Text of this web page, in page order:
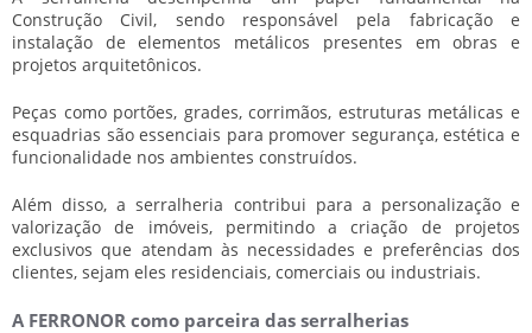
Construção Civil, sendo responsável pela fabricação e
instalação de elementos metálicos presentes em obras e
projetos arquitetônicos.
Peças como portões, grades, corrimãos, estruturas metálicas e
esquadrias são essenciais para promover segurança, estética e
funcionalidade nos ambientes construídos.
Além disso, aserralheria contribui para a personalização e
valorização de imóveis, permitindo a criação de projetos
exclusivos que atendam às necessidades e preferências dos
clientes, sejam eles residenciais, comerciais ou industriais.
A FERRONOR como parceira das serralherias